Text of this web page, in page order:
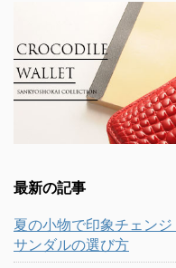
最新の記事
夏の小物で印象チェン
サンダルの選び方